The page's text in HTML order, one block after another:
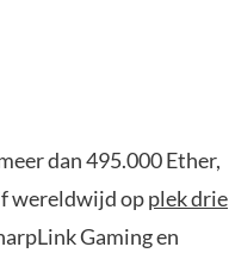
dan 495.000 Ether,
wereldwijd opplek drie
Gaming en